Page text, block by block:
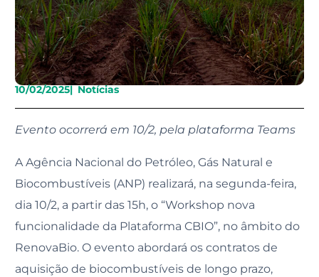
10/02/2025| Notícias
Evento ocorrerá em 10/2, pela plataforma Teams
A Agência Nacional do Petróleo, Gás Natural e
Biocombustíveis (ANP) realizará, na segunda-feira,
dia 10/2, a partir das 15h, o “Workshop nova
funcionalidade da Plataforma CBIO”, no âmbito do
RenovaBio. O evento abordará os contratos de
aquisição de biocombustíveis de longo prazo,